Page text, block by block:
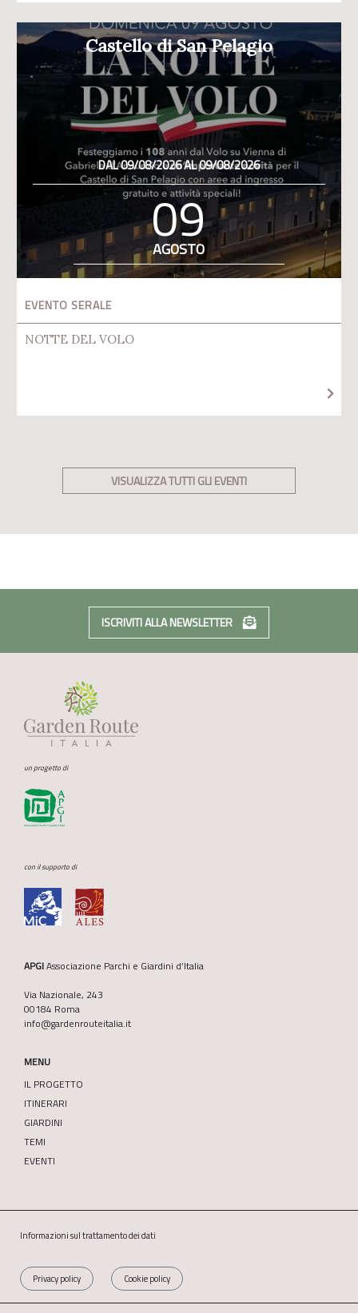
Castello di San Pelagio
DAL 09/08/2026 AL 09/08/2026
09
AGOSTO
EVENTO SERALE
NOTTE DEL VOLO
VISUALIZZA TUTTI GLI EVENTI
ISCRIVITI ALLA NEWSLETTER
un progetto di
con il supporto di
APGIAssociazione Parchi e Giardini d’Italia
Via Nazionale, 243
00184 Roma
info@gardenrouteitalia.it
MENU
IL PROGETTO
ITINERARI
GIARDINI
TEMI
EVENTI
Informazioni sul trattamento dei dati
Privacy policy Cookie policy